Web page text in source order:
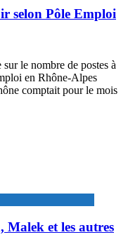
selon Pôle Emploi
le nombre de postes à
en Rhône-Alpes
comptait pour le mois
Malek et les autres